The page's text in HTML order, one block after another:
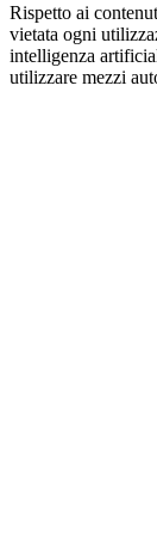
Rispetto ai
vietata ogni
intelligenza
utilizzare mezzi